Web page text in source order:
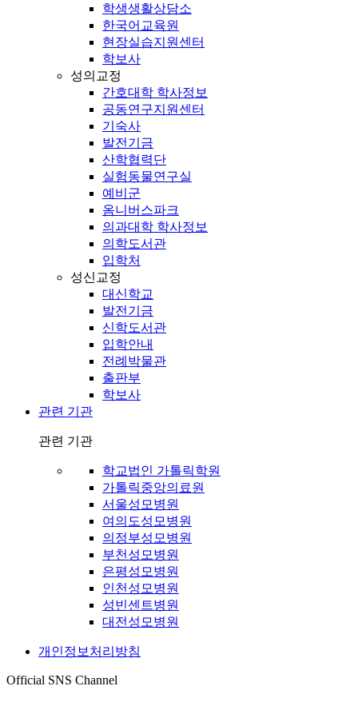
학생생활상담소
한국어교육원
현장실습지원센터
학보사
성의교정
간호대학 학사정보
공동연구지원센터
기숙사
발전기금
산학협력단
실험동물연구실
예비군
옴니버스파크
의과대학 학사정보
의학도서관
입학처
성신교정
대신학교
발전기금
신학도서관
입학안내
전례박물관
출판부
학보사
관련 기관
관련 기관
학교법인 가톨릭학원
가톨릭중앙의료원
서울성모병원
여의도성모병원
의정부성모병원
부천성모병원
은평성모병원
인천성모병원
성빈센트병원
대전성모병원
개인정보처리방침
Official SNS Channel